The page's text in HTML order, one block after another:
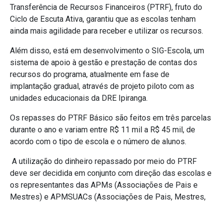
Transferência de Recursos Financeiros (PTRF), fruto do
Ciclo de Escuta Ativa, garantiu que as escolas tenham
ainda mais agilidade para receber e utilizar os recursos.
Além disso, está em desenvolvimento o SIG-Escola, um
sistema de apoio à gestão e prestação de contas dos
recursos do programa, atualmente em fase de
implantação gradual, através de projeto piloto com as
unidades educacionais da DRE Ipiranga.
Os repasses do PTRF Básico são feitos em três parcelas
durante o ano e variam entre R$ 11 mil a R$ 45 mil, de
acordo com o tipo de escola e o número de alunos.
A utilização do dinheiro repassado por meio do PTRF
deve ser decidida em conjunto com direção das escolas e
os representantes das APMs (Associações de Pais e
Mestres) e APMSUACs (Associações de Pais, Mestres,